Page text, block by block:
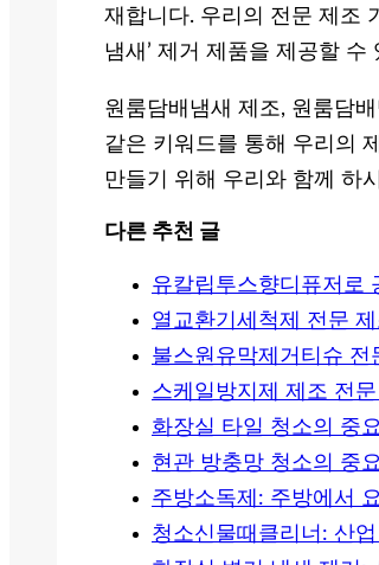
재합니다. 우리의 전문 제조
냄새’ 제거 제품을 제공할 수
원룸담배냄새 제조, 원룸담
같은 키워드를 통해 우리의
만들기 위해 우리와 함께 하
다른 추천 글
유칼립투스향디퓨저로
열교환기세척제 전문
불스원유막제거티슈 전
스케일방지제 제조 전
화장실 타일 청소의 중
현관 방충망 청소의 중
주방소독제: 주방에서
청소신물때클리너: 산